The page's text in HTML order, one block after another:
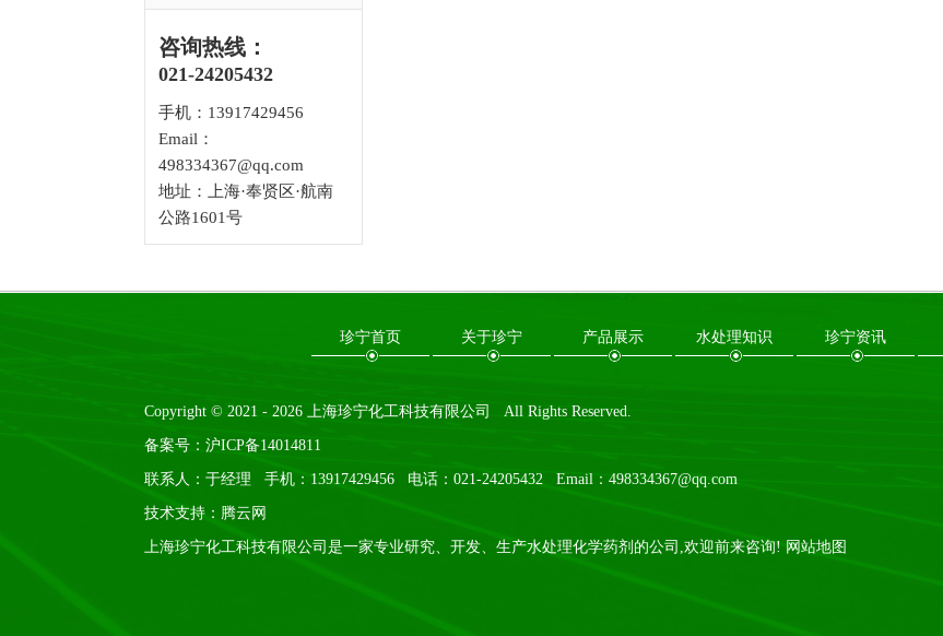
咨询热线：
021-24205432
手机：13917429456
Email：
498334367@qq.com
地址：上海·奉贤区·航南
公路1601号
珍宁首页 关于珍宁 产品展示 水处理知识 珍宁资讯
Copyright © 2021 - 2026 上海珍宁化工科技有限公司 All Rights Reserved.
备案号： 沪ICP备14014811
联系人：于经理 手机：13917429456 电话：021-24205432 Email：498334367@qq.com
技术支持： 腾云网
上海珍宁化工科技有限公司是一家专业研究、开发、生产水处理化学药剂的公司,欢迎前来咨询! 网站地图